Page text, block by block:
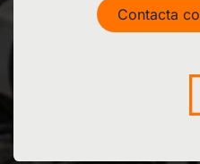
Contacta